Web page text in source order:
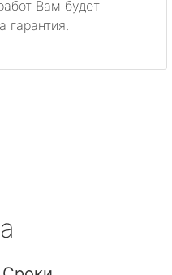
Вам будет
гарантия.